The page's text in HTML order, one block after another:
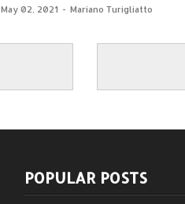
May 02, 2021 - Mariano Turigliatto
POPULAR POSTS